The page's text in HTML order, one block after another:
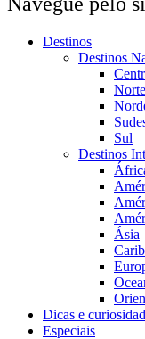
Destinos
Destinos
Norte
Sul
Destinos
Ásia
Dicas e
Especiais